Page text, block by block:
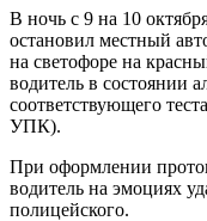
В ночь с 9 на 10
остановил местный
на светофоре на
водитель в состоянии
соответствующего
УПК).
При оформлении
водитель на эмоциях
полицейского.